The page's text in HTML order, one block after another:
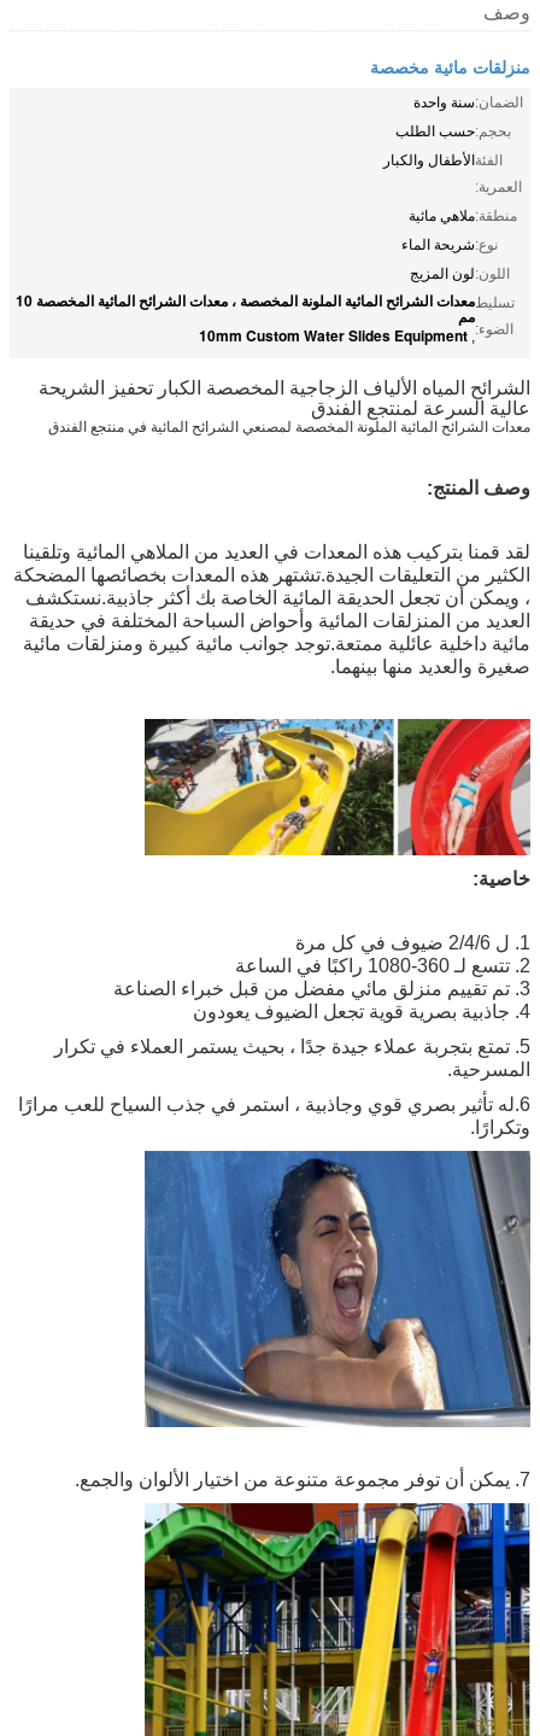
وصف
منزلقات مائية مخصصة
الضمان:سنة واحدة
بحجم:حسب الطلب
الفئة
العمرية:
الأطفال والكبار
منطقة:ملاهي مائية
نوع:شريحة الماء
اللون:لون المزيج
تسليط
الضوء:
معدات الشرائح المائية الملونة المخصصة ، معدات الشرائح المائية المخصصة 10
مم
,
10mm Custom Water Slides Equipment
الشرائح المياه الألياف الزجاجية المخصصة الكبار تحفيز الشريحة
عالية السرعة لمنتجع الفندق
معدات الشرائح المائية الملونة المخصصة لمصنعي الشرائح المائية في منتجع الفندق
وصف المنتج:
لقد قمنا بتركيب هذه المعدات في العديد من الملاهي المائية وتلقينا
الكثير من التعليقات الجيدة.تشتهر هذه المعدات بخصائصها المضحكة
، ويمكن أن تجعل الحديقة المائية الخاصة بك أكثر جاذبية.نستكشف
العديد من المنزلقات المائية وأحواض السباحة المختلفة في حديقة
مائية داخلية عائلية ممتعة.توجد جوانب مائية كبيرة ومنزلقات مائية
صغيرة والعديد منها بينهما.
خاصية:
1. ل 2/4/6 ضيوف في كل مرة
2. تتسع لـ 360-1080 راكبًا في الساعة
3. تم تقييم منزلق مائي مفضل من قبل خبراء الصناعة
4. جاذبية بصرية قوية تجعل الضيوف يعودون
5. تمتع بتجربة عملاء جيدة جدًا ، بحيث يستمر العملاء في تكرار
المسرحية.
6.له تأثير بصري قوي وجاذبية ، استمر في جذب السياح للعب مرارًا
وتكرارًا.
7. يمكن أن توفر مجموعة متنوعة من اختيار الألوان والجمع.